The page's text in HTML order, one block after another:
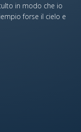
in modo che io
forse il cielo e